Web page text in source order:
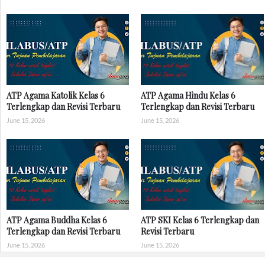
ATP Agama Katolik Kelas 6
Terlengkap dan Revisi Terbaru
June 15, 2026
ATP Agama Hindu Kelas 6
Terlengkap dan Revisi Terbaru
June 15, 2026
ATP Agama Buddha Kelas 6
Terlengkap dan Revisi Terbaru
June 15, 2026
ATP SKI Kelas 6 Terlengkap dan
Revisi Terbaru
June 15, 2026